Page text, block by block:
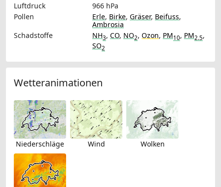
Luftdruck
966 hPa
Pollen
Erle, Birke, Gräser, Beifuss,
Ambrosia
Schadstoffe
NH3, CO, NO2, Ozon, PM10, PM2.5,
SO2
Wetteranimationen
Niederschläge Wind Wolken